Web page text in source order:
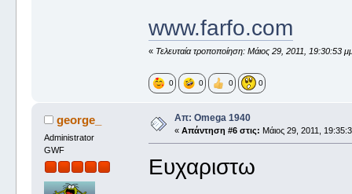
www.farfo.com
« Τελευταία τροποποίηση: Μάιος 29, 2011, 19:30:53
0 0 0 0
george_
Administrator
GWF
Απ: Omega 1940
« Απάντηση #6 στις: Μάιος 29, 2011,
Ευχαριστω